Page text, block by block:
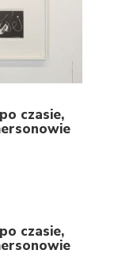
czasie,
czasie,